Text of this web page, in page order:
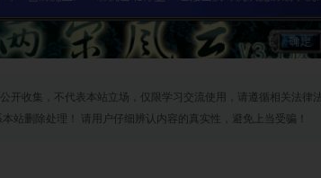
开收集，不代表本站立场，仅限学习交流使用，请遵循相关法律
站删除处理！ 请用户仔细辨认内容的真实性，避免上当受骗！